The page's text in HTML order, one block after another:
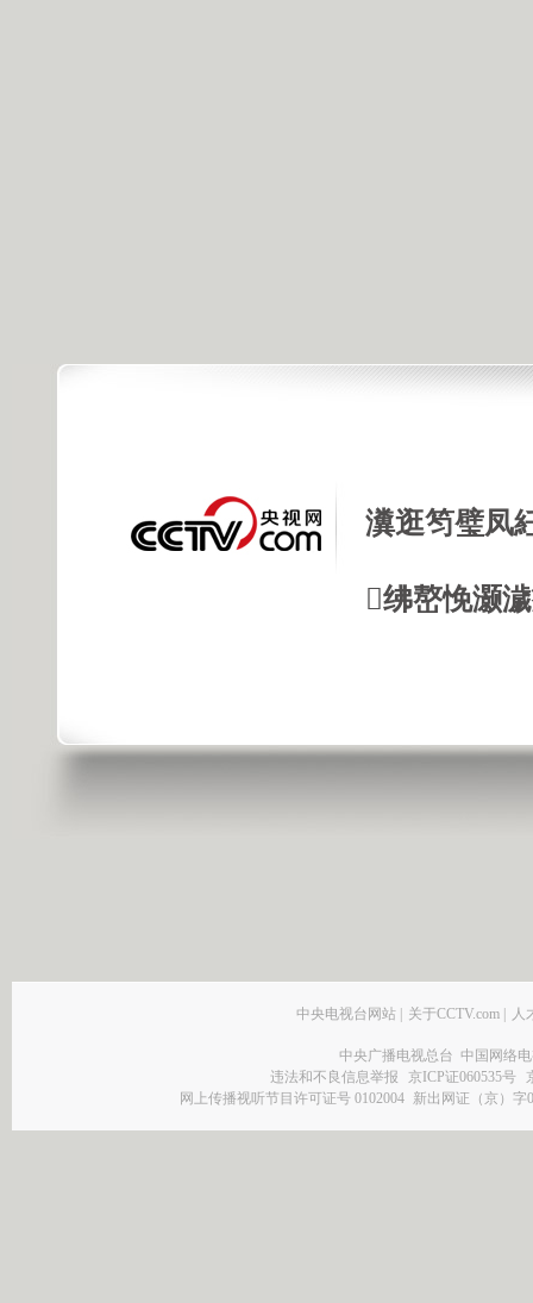
瀵逛笉璧凤
绋嶅悗灏
中央电视台网站 | 关于CCTV.com | 人
中央广播电视总台 中国网络
违法和不良信息举报
京ICP证060535号
网上传播视听节目许可证号 0102004 新出网证（京）